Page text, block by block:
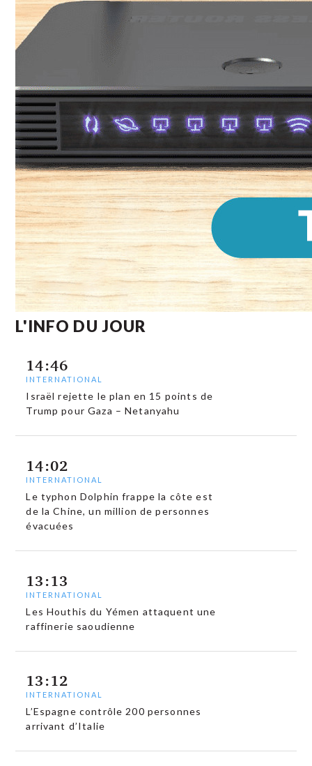
L'INFO DU JOUR
14:46
INTERNATIONAL
Israël rejette le plan en 15 points de
Trump pour Gaza – Netanyahu
14:02
INTERNATIONAL
Le typhon Dolphin frappe la côte est
de la Chine, un million de personnes
évacuées
13:13
INTERNATIONAL
Les Houthis du Yémen attaquent une
raffinerie saoudienne
13:12
INTERNATIONAL
L’Espagne contrôle 200 personnes
arrivant d’Italie